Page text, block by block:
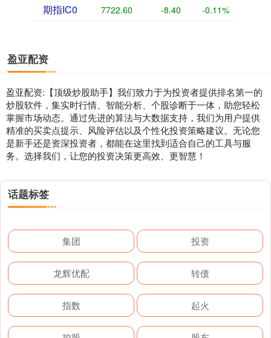
期指IC0 7722.60 -8.40 -0.11%
盈亚配资
盈亚配资:【顶级炒股助手】我们致力于为投资者提供排名第一的
炒股软件，集实时行情、智能分析、个股诊断于一体，助您轻松
掌握市场动态。通过先进的算法与大数据支持，我们为用户提供
精准的买卖点提示、风险评估以及个性化投资策略建议。无论您
是新手还是资深投资者，都能在这里找到适合自己的工具与服
务。选择我们，让您的投资决策更高效、更智慧！
话题标签
集团 投资
龙辉优配 转债
指数 起火